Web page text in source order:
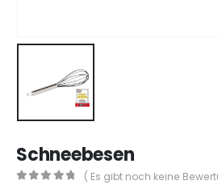
Schneebesen
( Es gibt noch keine